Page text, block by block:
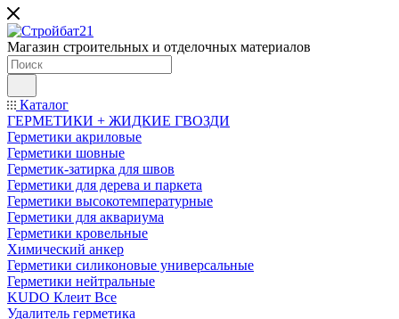
Магазин строительных и отделочных материалов
Каталог
ГЕРМЕТИКИ + ЖИДКИЕ ГВОЗДИ
Герметики акриловые
Герметики шовные
Герметик-затирка для швов
Герметики для дерева и паркета
Герметики высокотемпературные
Герметики для аквариума
Герметики кровельные
Химический анкер
Герметики силиконовые универсальные
Герметики нейтральные
KUDO Клеит Все
Удалитель герметика